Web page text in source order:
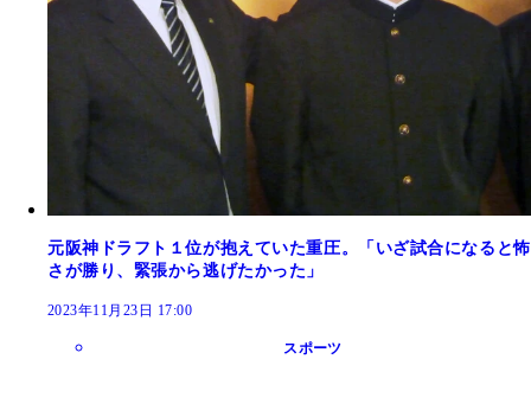
元阪神ドラフト１位が抱えていた重圧。「いざ試合になると怖
さが勝り、緊張から逃げたかった」
2023年11月23日 17:00
スポーツ